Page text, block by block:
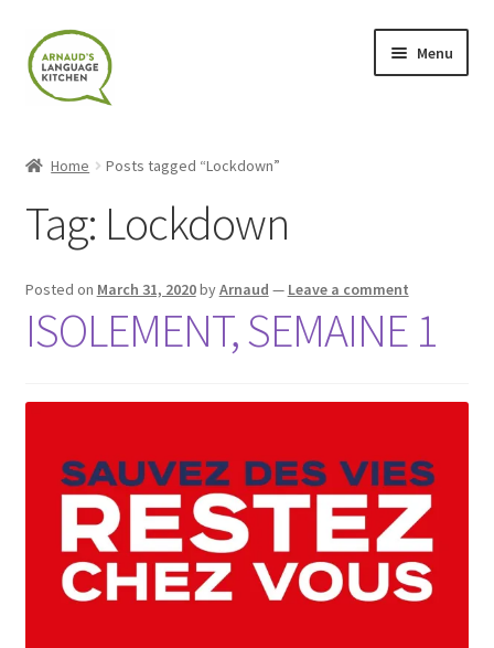
Skip
to
navigation
Skip
to
content
Menu
Cart
Contact Me
My Account
Home Posts tagged “Lockdown”
Tag: Lockdown
Posted on March 31, 2020byArnaud — Leave a comment
ISOLEMENT, SEMAINE 1